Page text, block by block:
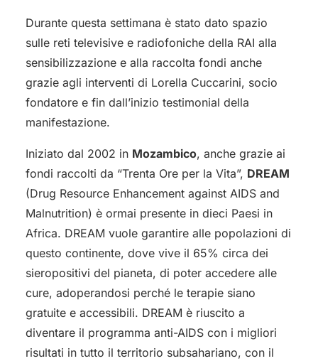
Durante questa settimana è stato dato spazio
sulle reti televisive e radiofoniche della RAI alla
sensibilizzazione e alla raccolta fondi anche
grazie agli interventi di Lorella Cuccarini, socio
fondatore e fin dall’inizio testimonial della
manifestazione.
Iniziato dal 2002 in Mozambico, anche grazie ai
fondi raccolti da “Trenta Ore per la Vita”, DREAM
(Drug Resource Enhancement against AIDS and
Malnutrition) è ormai presente in dieci Paesi in
Africa. DREAM vuole garantire alle popolazioni di
questo continente, dove vive il 65% circa dei
sieropositivi del pianeta, di poter accedere alle
cure, adoperandosi perché le terapie siano
gratuite e accessibili. DREAM è riuscito a
diventare il programma anti-AIDS con i migliori
risultati in tutto il territorio subsahariano, con il